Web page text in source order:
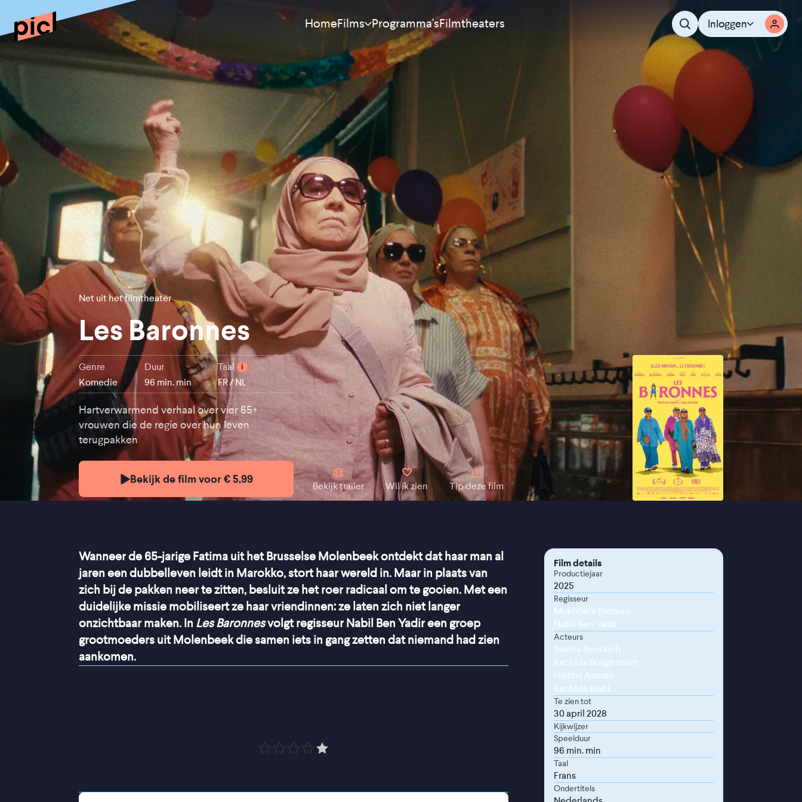
HomeFilms
Meest bekeken
Nieuw
Aanraders
Binnenkort
Alle films
Programma'sFilmtheaters Inloggen
Net uit het filmtheater
Les Baronnes
Genre
Komedie
Duur
96 min. min
Taal i
FR / NL
Hartverwarmend verhaal over vier 65+
vrouwen die de regie over hun leven
terugpakken
Bekijk de film voor € 5,99
Bekijk trailer Wil ik zien Tip deze film
Wanneer de 65-jarige Fatima uit het Brusselse Molenbeek ontdekt dat haar man al
jaren een dubbelleven leidt in Marokko, stort haar wereld in. Maar in plaats van
zich bij de pakken neer te zitten, besluit ze het roer radicaal om te gooien. Met een
duidelijke missie mobiliseert ze haar vriendinnen: ze laten zich niet langer
onzichtbaar maken. In Les Baronnesvolgt regisseur Nabil Ben Yadir een groep
grootmoeders uit Molenbeek die samen iets in gang zetten dat niemand had zien
aankomen.
Film details
Productiejaar
2025
Regisseur
Mokhtaria Badaoui
Nabil Ben Yadir
Acteurs
Saadia Bentaieb
Rachida Boughanem
Halima Amrani
Rachida Riahi
Te zien tot
30 april 2028
Kijkwijzer
Speelduur
96 min. min
Taal
Frans
Ondertitels